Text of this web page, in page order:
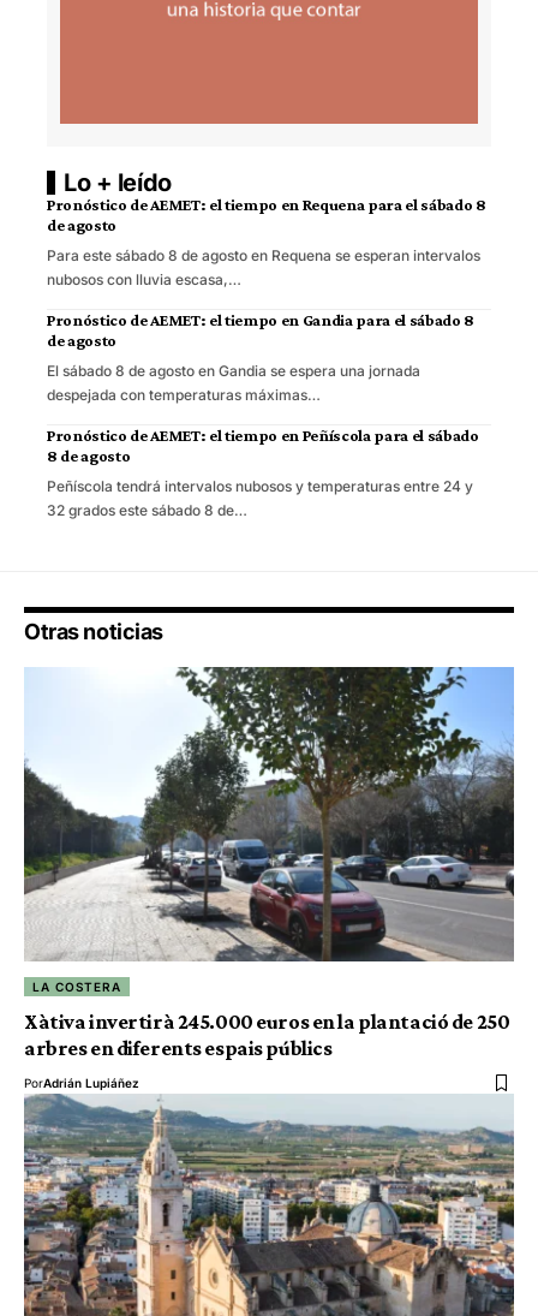
Lo + leído
Pronóstico de AEMET: el tiempo en Requena para el sábado 8
de agosto
Para este sábado 8 de agosto en Requena se esperan intervalos
nubosos con lluvia escasa,…
Pronóstico de AEMET: el tiempo en Gandia para el sábado 8
de agosto
El sábado 8 de agosto en Gandia se espera una jornada
despejada con temperaturas máximas…
Pronóstico de AEMET: el tiempo en Peñíscola para el sábado
8 de agosto
Peñíscola tendrá intervalos nubosos y temperaturas entre 24 y
32 grados este sábado 8 de…
Otras noticias
LA COSTERA
Xàtiva invertirà 245.000 euros en la plantació de 250
arbres en diferents espais públics
PorAdrián Lupiáñez